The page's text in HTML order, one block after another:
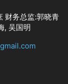
财务总监:郭晓青
, 吴国明